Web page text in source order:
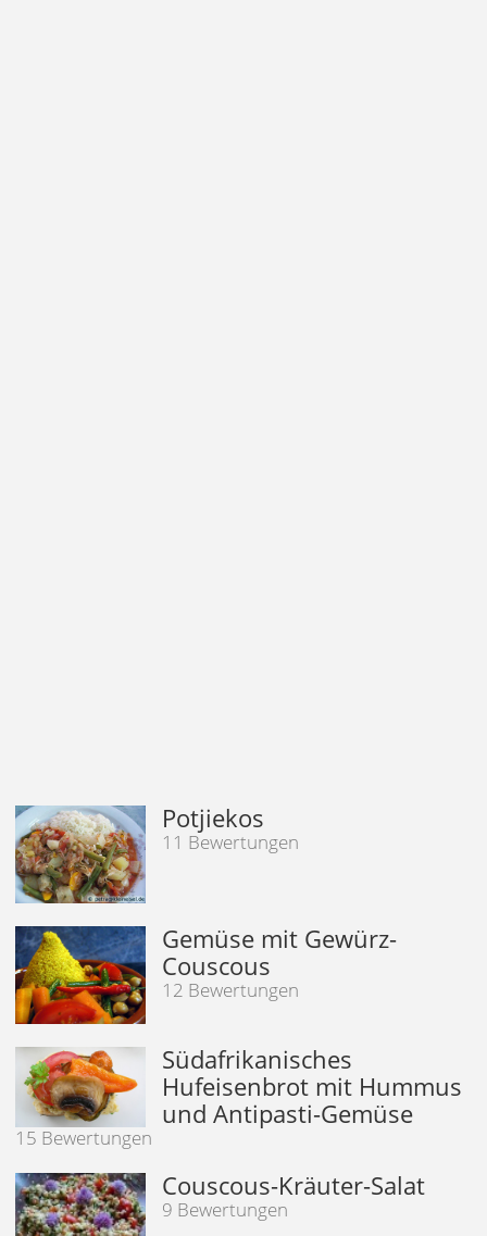
Potjiekos
11 Bewertungen
Gemüse mit Gewürz-
Couscous
12 Bewertungen
Südafrikanisches
Hufeisenbrot mit Hummus
und Antipasti-Gemüse
15 Bewertungen
Couscous-Kräuter-Salat
9 Bewertungen